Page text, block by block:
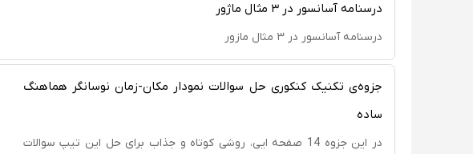
درسنامه آسانسور در ۳ مثال ماژور
درسنامه آسانسور در ۳ مثال مازور
جزوه‌ی تکنیک کنکوری حل سوالات نمودار مکان-زمان نوسانگر هماهنگ
ساده
در این جزوه 14 صفحه ایی، روشی کوتاه و جذاب برای حل این تیپ سوالات